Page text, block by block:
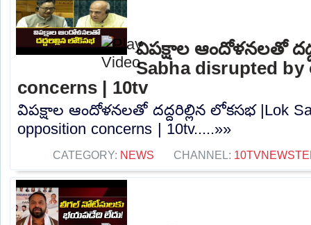
విపక్షాల ఆందోళనలతో
Sabha disrupted
concerns | 10tv
విపక్షాల ఆందోళనలతో దద్దరిల్లిన లోకసభ |Lok
opposition concerns | 10tv.....»»
CATEGORY: NEWS CHANNEL: